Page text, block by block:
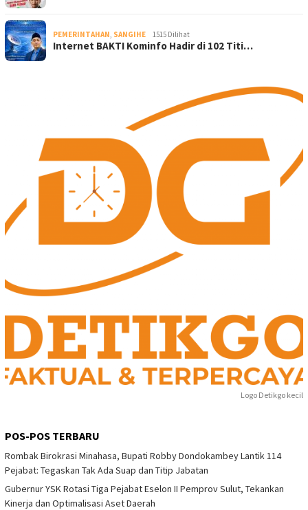
PEMERINTAHAN SANGIHE 1515 Dilihat
Internet BAKTI Kominfo Hadir di 102 Titi…
Logo Detikgo kecil
POS-POS TERBARU
Rombak Birokrasi Minahasa, Bupati Robby Dondokambey Lantik 114
Pejabat: Tegaskan Tak Ada Suap dan Titip Jabatan
Gubernur YSK Rotasi Tiga Pejabat Eselon II Pemprov Sulut, Tekankan
Kinerja dan Optimalisasi Aset Daerah